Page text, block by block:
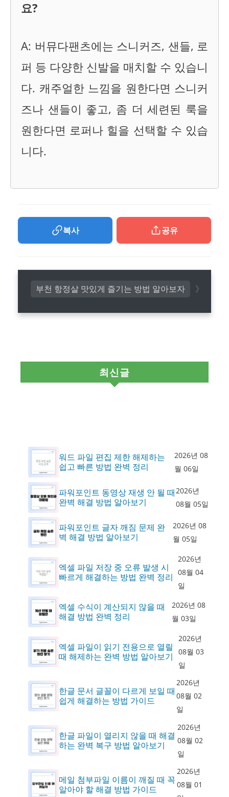
요?
A: 버뮤다팬츠에는 스니커즈, 샌들, 로
퍼 등 다양한 신발을 매치할 수 있습니
다. 캐주얼한 느낌을 원한다면 스니커
즈나 샌들이 좋고, 좀 더 세련된 룩을
원한다면 로퍼나 힐을 선택할 수 있습
니다.
복사 공유
부천 항정살 맛있게 즐기는 방법 알아보자
최신글
워드 파일 편집 제한 해제하는
쉽고 빠른 방법 완벽 정리
2026년 08
월 06일
파워포인트 동영상 재생 안 될 때
완벽 해결 방법 알아보기
2026년
08월 05일
파워포인트 글자 깨짐 문제 완
벽 해결 방법 알아보기
2026년 08
월 05일
엑셀 파일 저장 중 오류 발생 시
빠르게 해결하는 방법 완벽 정리
2026년
08월 04
일
엑셀 수식이 계산되지 않을 때
해결 방법 완벽 정리
2026년 08
월 03일
엑셀 파일이 읽기 전용으로 열릴
때 해제하는 완벽 방법 알아보기
2026년
08월 03
일
한글 문서 글꼴이 다르게 보일 때
쉽게 해결하는 방법 가이드
2026년
08월 02
일
한글 파일이 열리지 않을 때 해결
하는 완벽 복구 방법 알아보기
2026년
08월 02
일
메일 첨부파일 이름이 깨질 때 꼭
알아야 할 해결 방법 가이드
2026년
08월 01